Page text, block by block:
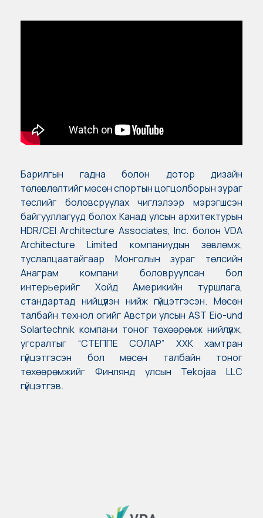
Барилгын гадна болон дотор дизайн
төлөвлөлтийг мөсөн спортын цогцолборын зураг
төслийг боловсруулах чиглэлээр мэрэгшсэн
байгууллагууд болох Канад улсын архитектурын
HDR/CEI Architecture Associates, Inc. болон VDA
Architecture Limited компаниудын зөвлөмж,
туслалцаатайгаар Монголын зураг төлсийн
Анаграм компани боловруулсан бол
интерьерийг Хойд Америкийн туршлага,
стандартад нийцүүлэн нийж гүйцэтгэсэн. Мөсөн
талбайн технол огийг Австри улсын AST Eio-und
Solartechnik компани тоног төхөөрөмж нийлүүлж,
угсралтыг “СТЕППЕ СОЛАР” ХХК хамтран
гүйцэтгэсэн бол мөсөн талбайн тоног
төхөөрөмжийг Финлянд улсын Tekojaa LLC
гүйцэтгэв.